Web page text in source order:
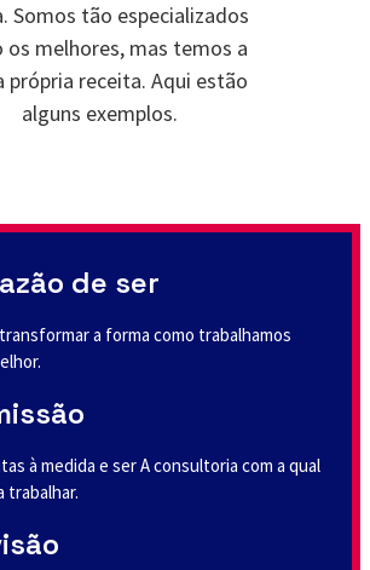
Somos tão especializados
os melhores, mas temos a
própria receita. Aqui estão
alguns exemplos.
de ser
a forma como trabalhamos
à medida e ser A consultoria com a qual
trabalhar.